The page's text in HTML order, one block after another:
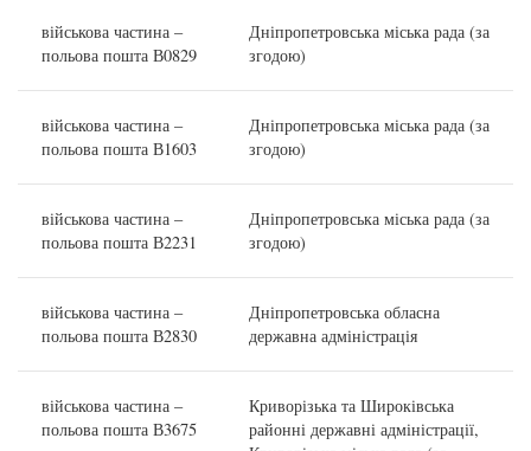
військова частина –
польова пошта В0829
Дніпропетровська міська рада (за
згодою)
військова частина –
польова пошта В1603
Дніпропетровська міська рада (за
згодою)
військова частина –
польова пошта В2231
Дніпропетровська міська рада (за
згодою)
військова частина –
польова пошта В2830
Дніпропетровська обласна
державна адміністрація
військова частина –
польова пошта В3675
Криворізька та Широківська
районні державні адміністрації,